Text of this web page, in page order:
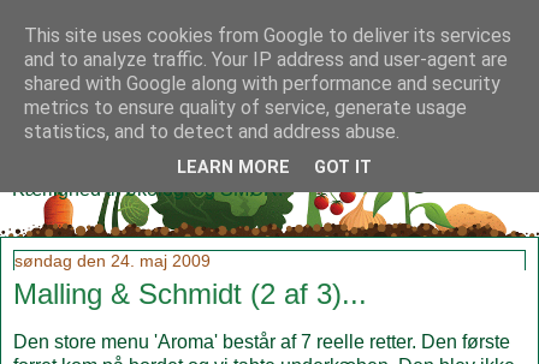
Klidmoster.dk
Kærlighed til økologi og SMØR!
søndag den 24. maj 2009
Malling & Schmidt (2 af 3)...
Den store menu 'Aroma' består af 7 reelle retter. Den første
This site uses cookies from Google to deliver its services
and to analyze traffic. Your IP address and user-agent are
shared with Google along with performance and security
metrics to ensure quality of service, generate usage
statistics, and to detect and address abuse.
LEARN MORE GOT IT